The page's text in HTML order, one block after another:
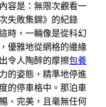
容是：無限次觀看一
失敗集錦》的紀錄
時，一輛像是從科幻
優雅地從網格的邊緣
令人陶醉的摩擦包養
的姿態，精準地停進
的停車格中。那泊車
、完美，且毫無任何